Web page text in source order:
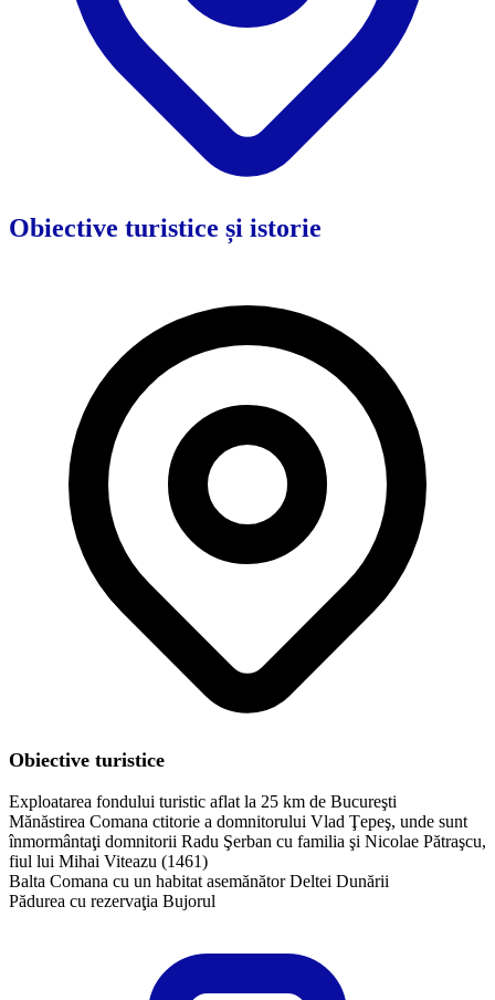
Obiective turistice și istorie
Obiective turistice
Exploatarea fondului turistic aflat la 25 km de Bucureşti
Mănăstirea Comana ctitorie a domnitorului Vlad Ţepeş, unde sunt
înmormântaţi domnitorii Radu Şerban cu familia şi Nicolae Pătraşcu,
fiul lui Mihai Viteazu (1461)
Balta Comana cu un habitat asemănător Deltei Dunării
Pădurea cu rezervaţia Bujorul